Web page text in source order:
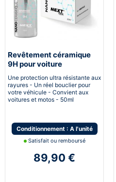
Revêtement céramique
9H pour voiture
Une protection ultra résistante aux
rayures - Un réel bouclier pour
votre véhicule - Convient aux
voitures et motos - 50ml
Conditionnement : A l'unité
Satisfait ou remboursé
89,90 €